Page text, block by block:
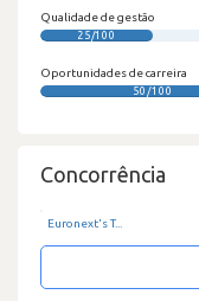
Qualidade de gestão
25/100
Oportunidades de carreira
50/100
Concorrência
Euronext's T...